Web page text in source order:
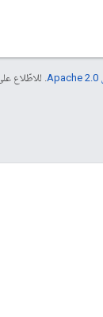
. للاطّلاع على